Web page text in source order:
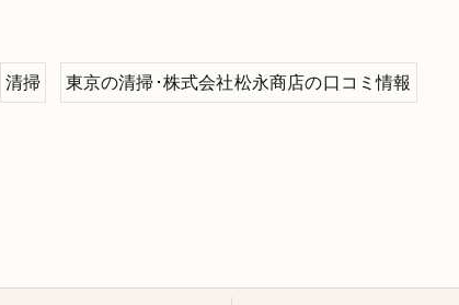
清掃 東京の清掃･株式会社松永商店の口コミ情報